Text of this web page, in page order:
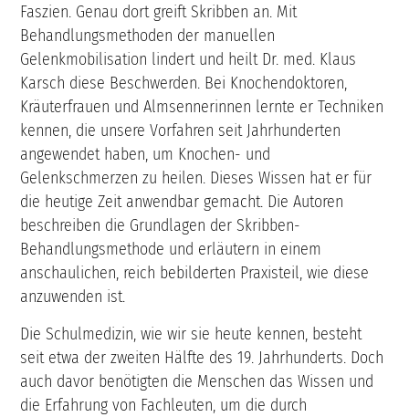
Faszien. Genau dort greift Skribben an. Mit
Behandlungsmethoden der manuellen
Gelenkmobilisation lindert und heilt Dr. med. Klaus
Karsch diese Beschwerden. Bei Knochendoktoren,
Kräuterfrauen und Almsennerinnen lernte er Techniken
kennen, die unsere Vorfahren seit Jahrhunderten
angewendet haben, um Knochen- und
Gelenkschmerzen zu heilen. Dieses Wissen hat er für
die heutige Zeit anwendbar gemacht. Die Autoren
beschreiben die Grundlagen der Skribben-
Behandlungsmethode und erläutern in einem
anschaulichen, reich bebilderten Praxisteil, wie diese
anzuwenden ist.
Die Schulmedizin, wie wir sie heute kennen, besteht
seit etwa der zweiten Hälfte des 19. Jahrhunderts. Doch
auch davor benötigten die Menschen das Wissen und
die Erfahrung von Fachleuten, um die durch